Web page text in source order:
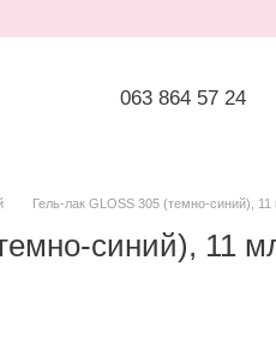
063 864 57 24
Гель-лак GLOSS 305 (темно-синий), 11
синий), 11